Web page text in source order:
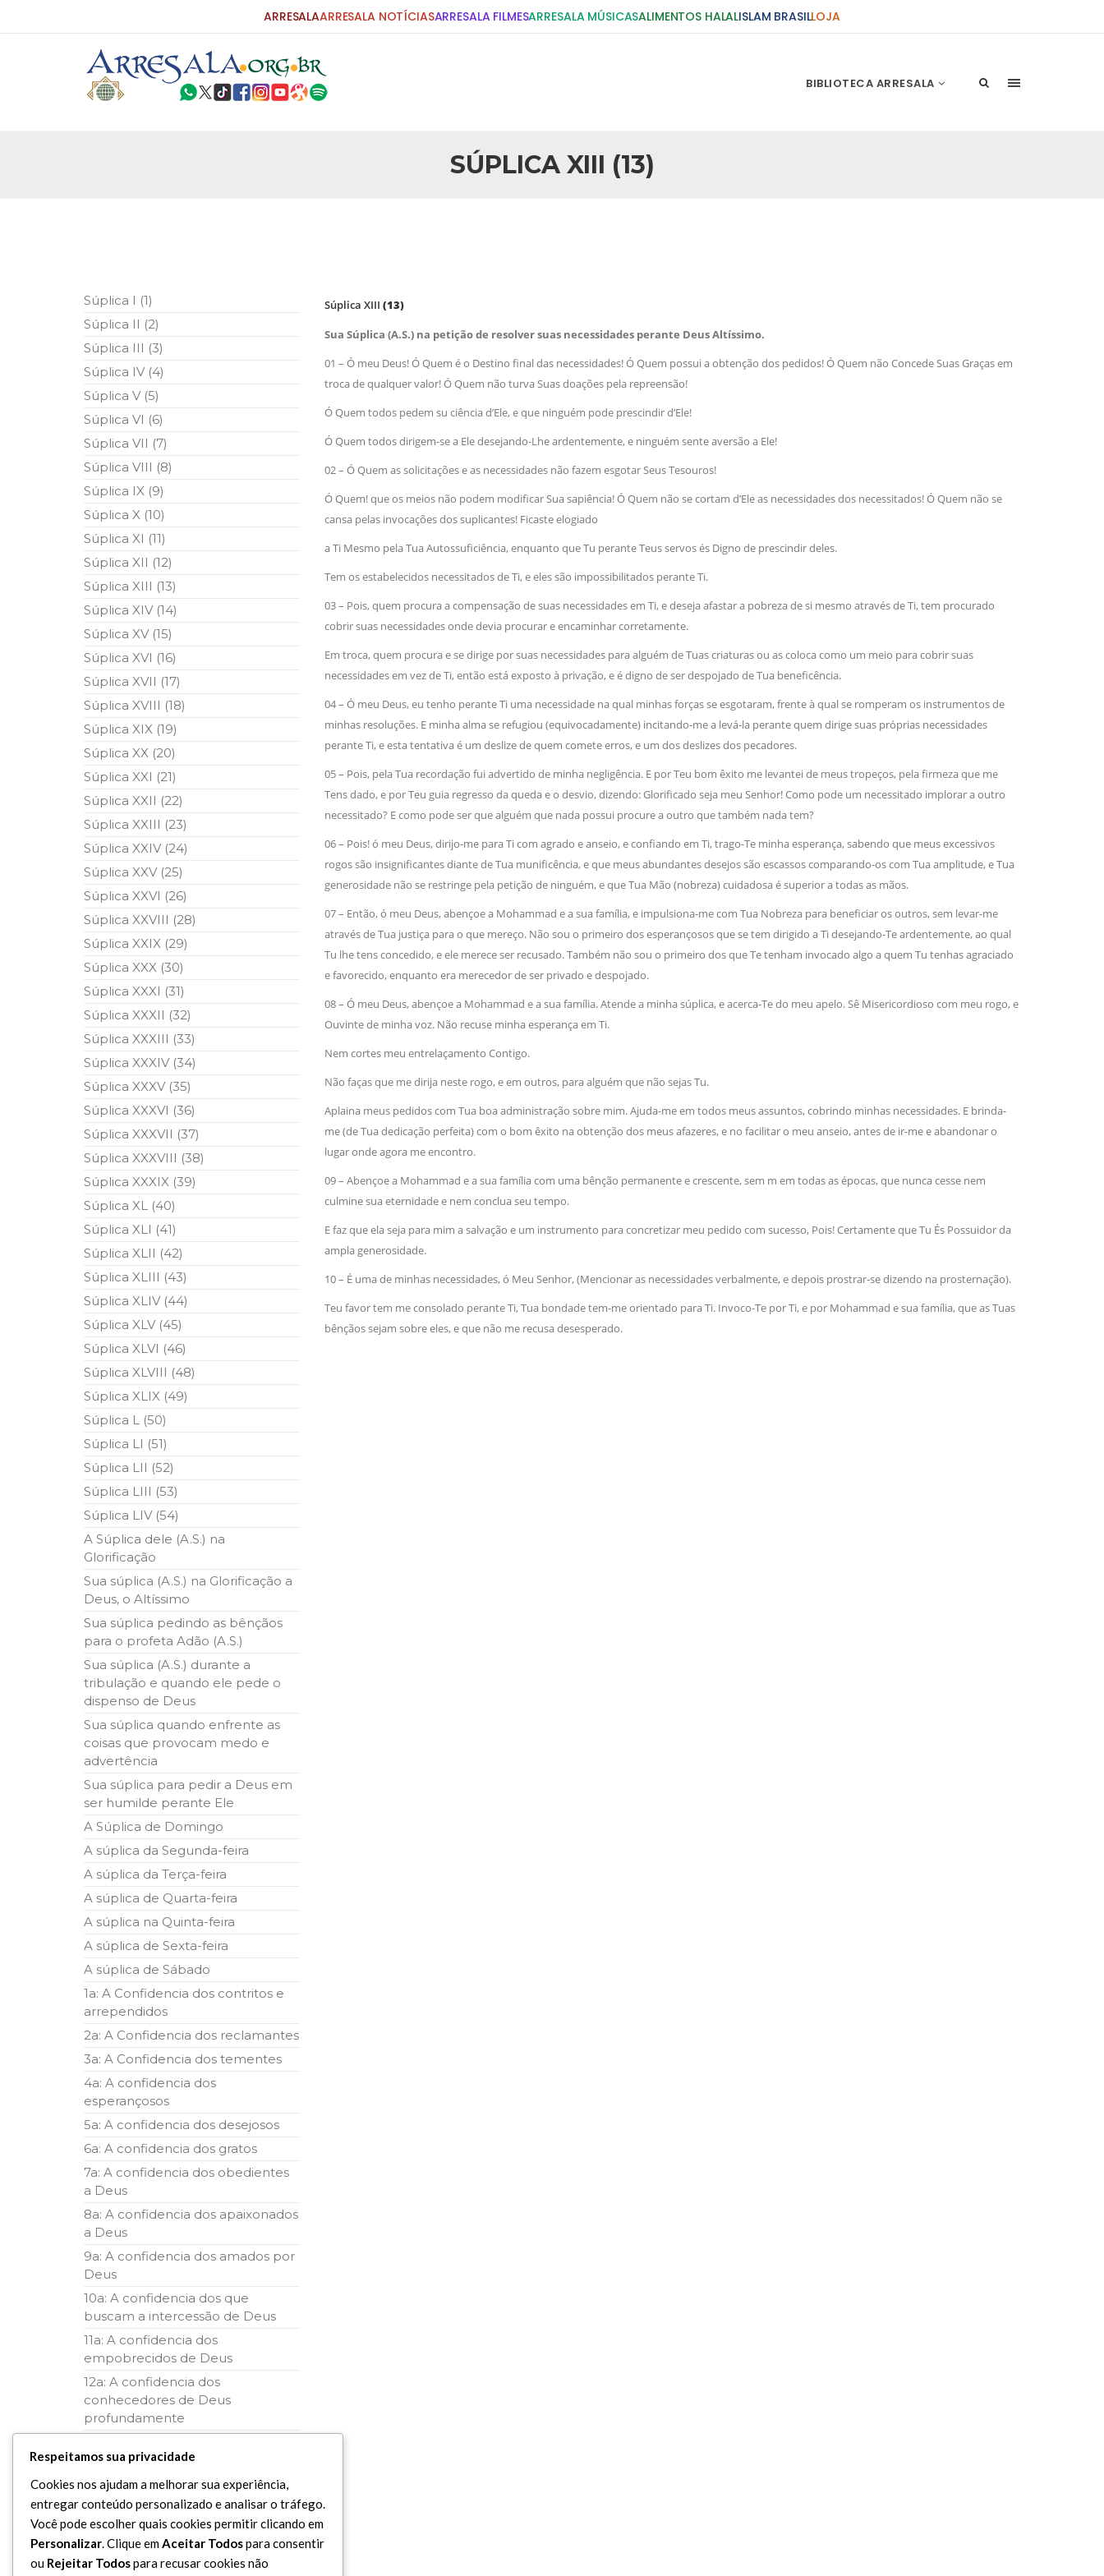
ARRESALAARRESALA NOTÍCIASARRESALA FILMESARRESALA MÚSICASALIMENTOS HALALISLAM BRASILLOJA
BIBLIOTECA ARRESALA
SÚPLICA XIII (13)
25 DE SETEMBRO DE 2010
As Sementes da Miséria e do Terror
Por: Ahmad Dallal Tradução: Ahmad Ismail Ainda aturdido pelas imagens de
morte e destruição que abalaram Nova York em 11 de setembro, o mundo parece
ter entrado numa guerra cultural e religiosa de magnitude. Mais
Hejrita. Desejamos a todos os irmãos e irmãs um novo
10 DE NOVEMBRO DE 2013
Falecimento do Imam Ali Ibn Al-Hussein (A.S.)
Em nome de Deus, o Clemente, o Misericordioso! Diante da data em que
relembramos o martírio do quarto Imam dos muçulmanos, o Imam Ali Ibn Al-
Hussein Ibn Ali Ibn Abi Táleb (A.S.), conhecido por “Zein Al-Ábidin” (Formosura
NOTÍCIAS
Centro Islâmico no Brasil recebe o ex-ministro das
Na noite da quinta-feira, 03 de Abril, o Centro Islâmico no Brasil recebeu em sua
do Irã, Sr. Kamal Kharrazi, que encontra-se visitando
Súplica I (1)
Súplica II (2)
Súplica III (3)
Súplica IV (4)
Súplica V (5)
Súplica VI (6)
Súplica VII (7)
Súplica VIII (8)
Súplica IX (9)
Súplica X (10)
Súplica XI (11)
Súplica XII (12)
Súplica XIII (13)
Súplica XIV (14)
Súplica XV (15)
Súplica XVI (16)
Súplica XVII (17)
Súplica XVIII (18)
Súplica XIX (19)
Súplica XX (20)
Súplica XXI (21)
Súplica XXII (22)
Súplica XXIII (23)
Súplica XXIV (24)
Súplica XXV (25)
Súplica XXVI (26)
Súplica XXVIII (28)
Súplica XXIX (29)
Súplica XXX (30)
Súplica XXXI (31)
Súplica XXXII (32)
Súplica XXXIII (33)
Súplica XXXIV (34)
Súplica XXXV (35)
Súplica XXXVI (36)
Súplica XXXVII (37)
Súplica XXXVIII (38)
Súplica XXXIX (39)
Súplica XL (40)
Súplica XLI (41)
Súplica XLII (42)
Súplica XLIII (43)
Súplica XLIV (44)
Súplica XLV (45)
Súplica XLVI (46)
Súplica XLVIII (48)
Súplica XLIX (49)
Súplica L (50)
Súplica LI (51)
Súplica LII (52)
Súplica LIII (53)
Súplica LIV (54)
A Súplica dele (A.S.) na
Glorificação
Sua súplica (A.S.) na Glorificação a
Deus, o Altíssimo
Sua súplica pedindo as bênçãos
para o profeta Adão (A.S.)
Sua súplica (A.S.) durante a
tribulação e quando ele pede o
dispenso de Deus
Sua súplica quando enfrente as
coisas que provocam medo e
advertência
Sua súplica para pedir a Deus em
ser humilde perante Ele
A Súplica de Domingo
A súplica da Segunda-feira
A súplica da Terça-feira
A súplica de Quarta-feira
A súplica na Quinta-feira
A súplica de Sexta-feira
A súplica de Sábado
1a: A Confidencia dos contritos e
arrependidos
2a: A Confidencia dos reclamantes
3a: A Confidencia dos tementes
4a: A confidencia dos
esperançosos
5a: A confidencia dos desejosos
6a: A confidencia dos gratos
7a: A confidencia dos obedientes
a Deus
8a: A confidencia dos apaixonados
a Deus
9a: A confidencia dos amados por
Deus
10a: A confidencia dos que
buscam a intercessão de Deus
11a: A confidencia dos
empobrecidos de Deus
12a: A confidencia dos
conhecedores de Deus
profundamente
de Deus
14a: A confidencia dos fortalecidos
em Deus
15a: A confidencia dos
desapegados
Súplica XIII (13)
Sua Súplica (A.S.) na petição de resolver suas necessidades perante Deus Altíssimo.
01 – Ó meu Deus! Ó Quem é o Destino final das necessidades! Ó Quem possui a obtenção dos pedidos! Ó Quem não Concede Suas Graças em
troca de qualquer valor! Ó Quem não turva Suas doações pela repreensão!
Ó Quem todos pedem su ciência d’Ele, e que ninguém pode prescindir d’Ele!
Ó Quem todos dirigem-se a Ele desejando-Lhe ardentemente, e ninguém sente aversão a Ele!
02 – Ó Quem as solicitações e as necessidades não fazem esgotar Seus Tesouros!
Ó Quem! que os meios não podem modificar Sua sapiência! Ó Quem não se cortam d’Ele as necessidades dos necessitados! Ó Quem não se
cansa pelas invocações dos suplicantes! Ficaste elogiado
a Ti Mesmo pela Tua Autossuficiência, enquanto que Tu perante Teus servos és Digno de prescindir deles.
Tem os estabelecidos necessitados de Ti, e eles são impossibilitados perante Ti.
03 – Pois, quem procura a compensação de suas necessidades em Ti, e deseja afastar a pobreza de si mesmo através de Ti, tem procurado
cobrir suas necessidades onde devia procurar e encaminhar corretamente.
Em troca, quem procura e se dirige por suas necessidades para alguém de Tuas criaturas ou as coloca como um meio para cobrir suas
necessidades em vez de Ti, então está exposto à privação, e é digno de ser despojado de Tua beneficência.
04 – Ó meu Deus, eu tenho perante Ti uma necessidade na qual minhas forças se esgotaram, frente à qual se romperam os instrumentos de
minhas resoluções. E minha alma se refugiou (equivocadamente) incitando-me a levá-la perante quem dirige suas próprias necessidades
perante Ti, e esta tentativa é um deslize de quem comete erros, e um dos deslizes dos pecadores.
05 – Pois, pela Tua recordação fui advertido de minha negligência. E por Teu bom êxito me levantei de meus tropeços, pela firmeza que me
Tens dado, e por Teu guia regresso da queda e o desvio, dizendo: Glorificado seja meu Senhor! Como pode um necessitado implorar a outro
necessitado? E como pode ser que alguém que nada possui procure a outro que também nada tem?
06 – Pois! ó meu Deus, dirijo-me para Ti com agrado e anseio, e confiando em Ti, trago-Te minha esperança, sabendo que meus excessivos
rogos são insignificantes diante de Tua munificência, e que meus abundantes desejos são escassos comparando-os com Tua amplitude, e Tua
generosidade não se restringe pela petição de ninguém, e que Tua Mão (nobreza) cuidadosa é superior a todas as mãos.
07 – Então, ó meu Deus, abençoe a Mohammad e a sua família, e impulsiona-me com Tua Nobreza para beneficiar os outros, sem levar-me
através de Tua justiça para o que mereço. Não sou o primeiro dos esperançosos que se tem dirigido a Ti desejando-Te ardentemente, ao qual
Tu lhe tens concedido, e ele merece ser recusado. Também não sou o primeiro dos que Te tenham invocado algo a quem Tu tenhas agraciado
e favorecido, enquanto era merecedor de ser privado e despojado.
08 – Ó meu Deus, abençoe a Mohammad e a sua família. Atende a minha súplica, e acerca-Te do meu apelo. Sê Misericordioso com meu rogo, e
Ouvinte de minha voz. Não recuse minha esperança em Ti.
Nem cortes meu entrelaçamento Contigo.
Não faças que me dirija neste rogo, e em outros, para alguém que não sejas Tu.
Aplaina meus pedidos com Tua boa administração sobre mim. Ajuda-me em todos meus assuntos, cobrindo minhas necessidades. E brinda-
me (de Tua dedicação perfeita) com o bom êxito na obtenção dos meus afazeres, e no facilitar o meu anseio, antes de ir-me e abandonar o
lugar onde agora me encontro.
09 – Abençoe a Mohammad e a sua família com uma bênção permanente e crescente, sem m em todas as épocas, que nunca cesse nem
culmine sua eternidade e nem conclua seu tempo.
E faz que ela seja para mim a salvação e um instrumento para concretizar meu pedido com sucesso, Pois! Certamente que Tu És Possuidor da
ampla generosidade.
10 – É uma de minhas necessidades, ó Meu Senhor, (Mencionar as necessidades verbalmente, e depois prostrar-se dizendo na prosternação).
Teu favor tem me consolado perante Ti, Tua bondade tem-me orientado para Ti. Invoco-Te por Ti, e por Mohammad e sua família, que as Tuas
bênçãos sejam sobre eles, e que não me recusa desesperado.
Respeitamos sua privacidade
Cookies nos ajudam a melhorar sua experiência,
entregar conteúdo personalizado e analisar o tráfego.
Você pode escolher quais cookies permitir clicando em
Personalizar. Clique emAceitar Todospara consentir
ou Rejeitar Todospara recusar cookies não